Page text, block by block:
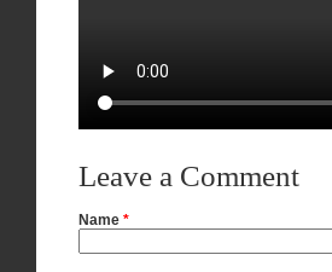
Leave a Comment
Name *